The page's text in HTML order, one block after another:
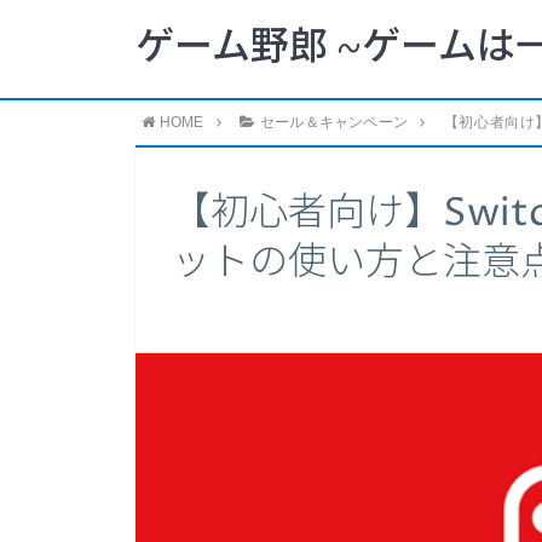
ゲーム野郎 ~ゲームは
HOME セール＆キャンペーン 【初心者向
【初心者向け】
ットの使い方と注意